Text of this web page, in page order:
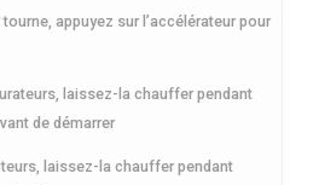
appuyez sur l’accélérateur pour
laissez-la chauffer pendant
de démarrer
laissez-la chauffer pendant